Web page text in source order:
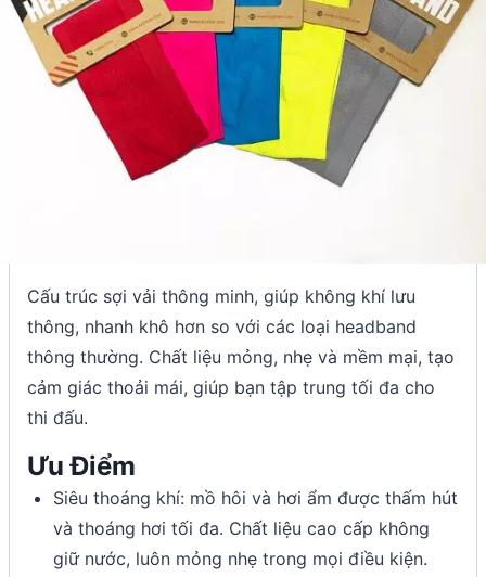
Cấu trúc sợi vải thông minh, giúp không khí lưu
thông, nhanh khô hơn so với các loại headband
thông thường. Chất liệu mỏng, nhẹ và mềm mại, tạo
cảm giác thoải mái, giúp bạn tập trung tối đa cho
thi đấu.
Ưu Điểm
Siêu thoáng khí: mồ hôi và hơi ẩm được thấm hút
và thoáng hơi tối đa. Chất liệu cao cấp không
giữ nước, luôn mỏng nhẹ trong mọi điều kiện.